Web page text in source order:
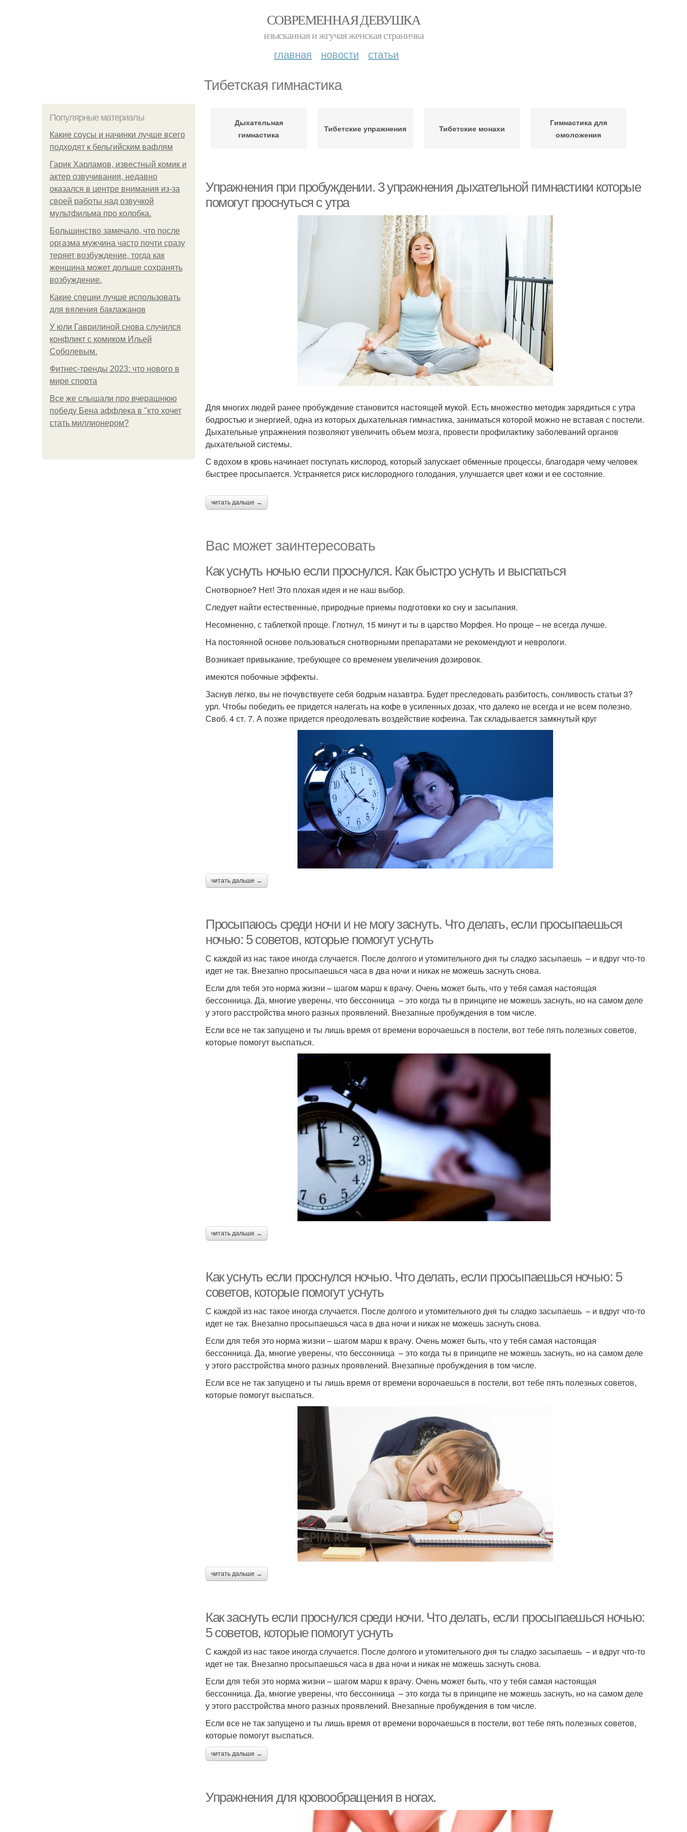
СОВРЕМЕННАЯ ДЕВУШКА
изысканная и жгучая женская страничка
главная новости статьи
Тибетская гимнастика
Популярные материалы
Какие соусы и начинки лучше всего
подходят к бельгийским вафлям
Гарик Харламов, известный комик и
актер озвучивания, недавно
оказался в центре внимания из-за
своей работы над озвучкой
мультфильма про колобка.
Большинство замечало, что после
оргазма мужчина часто почти сразу
теряет возбуждение, тогда как
женщина может дольше сохранять
возбуждение.
Какие специи лучше использовать
для вяления баклажанов
У юли Гаврилиной снова случился
конфликт с комиком Ильей
Соболевым.
Фитнес-тренды 2023: что нового в
мире спорта
Все же слышали про вчерашнюю
победу Бена аффлека в "кто хочет
стать миллионером?
Дыхательная
гимнастика
Тибетские упражнения Тибетские монахи
Гимнастика для
омоложения
Упражнения при пробуждении. 3 упражнения дыхательной гимнастики которые
помогут проснуться с утра
Для многих людей ранее пробуждение становится настоящей мукой. Есть множество методик зарядиться с утра
бодростью и энергией, одна из которых дыхательная гимнастика, заниматься которой можно не вставая с постели.
Дыхательные упражнения позволяют увеличить объем мозга, провести профилактику заболеваний органов
дыхательной системы.
С вдохом в кровь начинает поступать кислород, который запускает обменные процессы, благодаря чему человек
быстрее просыпается. Устраняется риск кислородного голодания, улучшается цвет кожи и ее состояние.
читать дальше →
Вас может заинтересовать
Как уснуть ночью если проснулся. Как быстро уснуть и выспаться
Снотворное? Нет! Это плохая идея и не наш выбор.
Следует найти естественные, природные приемы подготовки ко сну и засыпания.
Несомненно, с таблеткой проще. Глотнул, 15 минут и ты в царство Морфея. Но проще – не всегда лучше.
На постоянной основе пользоваться снотворными препаратами не рекомендуют и неврологи.
Возникает привыкание, требующее со временем увеличения дозировок.
имеются побочные эффекты.
Заснув легко, вы не почувствуете себя бодрым назавтра. Будет преследовать разбитость, сонливость статьи 3?
урл. Чтобы победить ее придется налегать на кофе в усиленных дозах, что далеко не всегда и не всем полезно.
Своб. 4 ст. 7. А позже придется преодолевать воздействие кофеина. Так складывается замкнутый круг
читать дальше →
Просыпаюсь среди ночи и не могу заснуть. Что делать, если просыпаешься
ночью: 5 советов, которые помогут уснуть
С каждой из нас такое иногда случается. После долгого и утомительного дня ты сладко засыпаешь – и вдруг что-то
идет не так. Внезапно просыпаешься часа в два ночи и никак не можешь заснуть снова.
Если для тебя это норма жизни – шагом марш к врачу. Очень может быть, что у тебя самая настоящая
бессонница. Да, многие уверены, что бессонница – это когда ты в принципе не можешь заснуть, но на самом деле
у этого расстройства много разных проявлений. Внезапные пробуждения в том числе.
Если все не так запущено и ты лишь время от времени ворочаешься в постели, вот тебе пять полезных советов,
которые помогут выспаться.
читать дальше →
Как уснуть если проснулся ночью. Что делать, если просыпаешься ночью: 5
советов, которые помогут уснуть
С каждой из нас такое иногда случается. После долгого и утомительного дня ты сладко засыпаешь – и вдруг что-то
идет не так. Внезапно просыпаешься часа в два ночи и никак не можешь заснуть снова.
Если для тебя это норма жизни – шагом марш к врачу. Очень может быть, что у тебя самая настоящая
бессонница. Да, многие уверены, что бессонница – это когда ты в принципе не можешь заснуть, но на самом деле
у этого расстройства много разных проявлений. Внезапные пробуждения в том числе.
Если все не так запущено и ты лишь время от времени ворочаешься в постели, вот тебе пять полезных советов,
которые помогут выспаться.
читать дальше →
Как заснуть если проснулся среди ночи. Что делать, если просыпаешься ночью:
5 советов, которые помогут уснуть
С каждой из нас такое иногда случается. После долгого и утомительного дня ты сладко засыпаешь – и вдруг что-то
идет не так. Внезапно просыпаешься часа в два ночи и никак не можешь заснуть снова.
Если для тебя это норма жизни – шагом марш к врачу. Очень может быть, что у тебя самая настоящая
бессонница. Да, многие уверены, что бессонница – это когда ты в принципе не можешь заснуть, но на самом деле
у этого расстройства много разных проявлений. Внезапные пробуждения в том числе.
Если все не так запущено и ты лишь время от времени ворочаешься в постели, вот тебе пять полезных советов,
которые помогут выспаться.
читать дальше →
Упражнения для кровообращения в ногах.